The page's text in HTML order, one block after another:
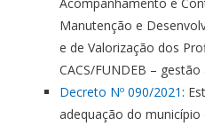
Manutenção e
e de Valorização dos
CACS/FUNDEB –
Decreto Nº 090/2021 :
adequação do